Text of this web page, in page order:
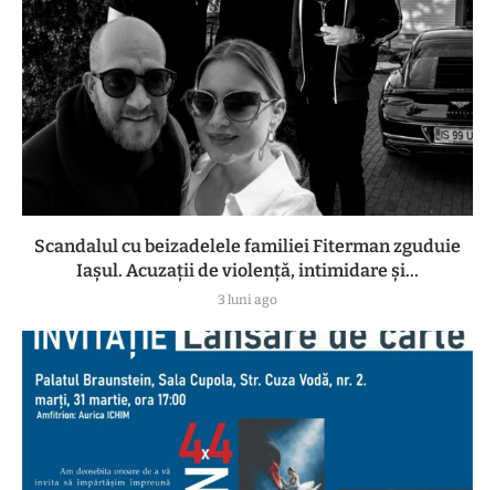
Scandalul cu beizadelele familiei Fiterman zguduie
Iașul. Acuzații de violență, intimidare și...
3 luni ago